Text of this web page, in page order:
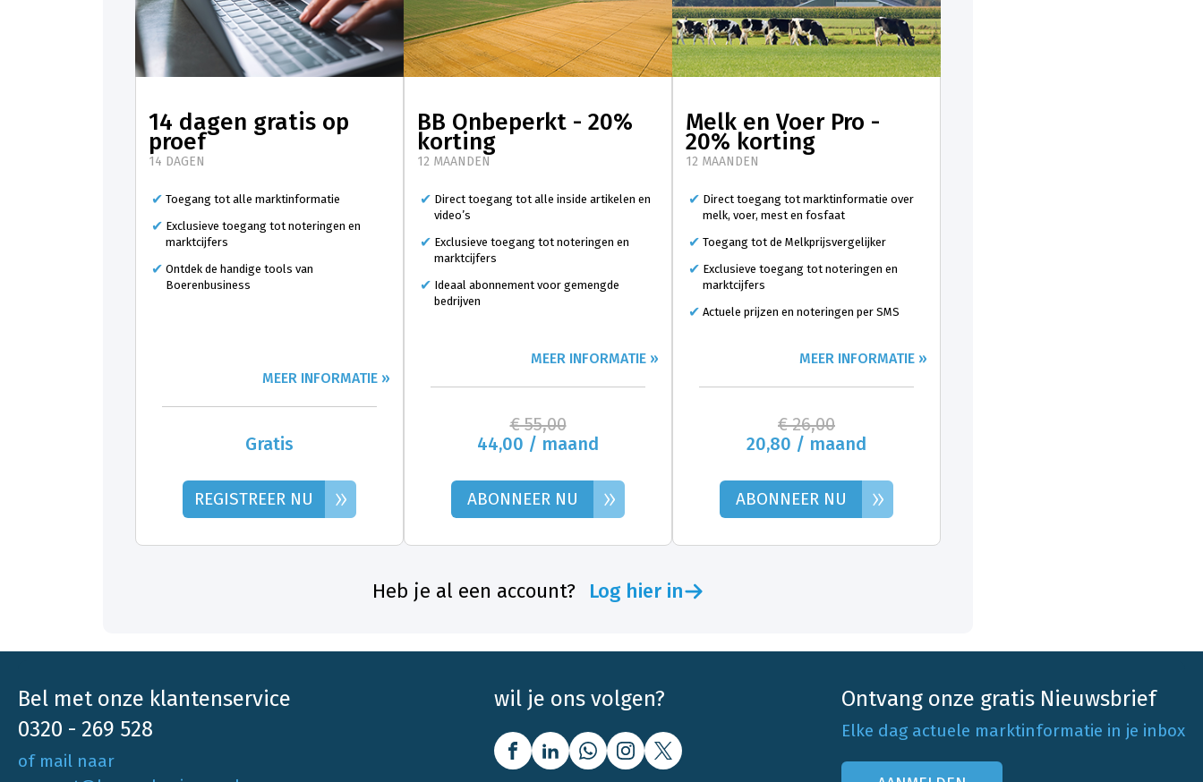
14 dagen gratis op
proef
14 DAGEN
Toegang tot alle marktinformatie
Exclusieve toegang tot noteringen en
marktcijfers
Ontdek de handige tools van
Boerenbusiness
MEER INFORMATIE »
Gratis
REGISTREER NU »
BB Onbeperkt - 20%
korting
12 MAANDEN
Direct toegang tot alle inside artikelen en
video’s
Exclusieve toegang tot noteringen en
marktcijfers
Ideaal abonnement voor gemengde
bedrijven
MEER INFORMATIE »
€ 55,00
44,00 / maand
ABONNEER NU »
Melk en Voer Pro -
20% korting
12 MAANDEN
Direct toegang tot marktinformatie over
melk, voer, mest en fosfaat
Toegang tot de Melkprijsvergelijker
Exclusieve toegang tot noteringen en
marktcijfers
Actuele prijzen en noteringen per SMS
MEER INFORMATIE »
€ 26,00
20,80 / maand
ABONNEER NU »
Heb je al een account? Log hier in
Bel met onze klantenservice
0320 - 269 528
of mail naar
wil je ons volgen? Ontvang onze gratis Nieuwsbrief
Elke dag actuele marktinformatie in je inbox